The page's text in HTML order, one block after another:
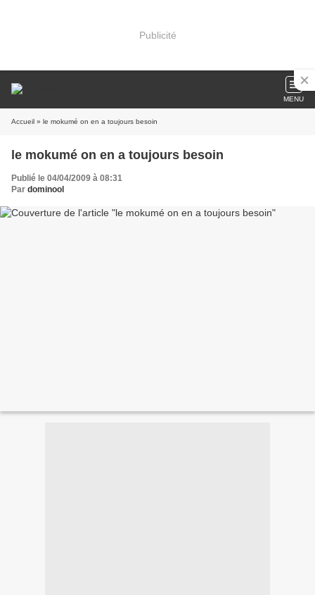
Publicité
MENU
Accueil » le mokumé on en a toujours besoin
le mokumé on en a toujours besoin
Publié le 04/04/2009 à 08:31
Par dominool